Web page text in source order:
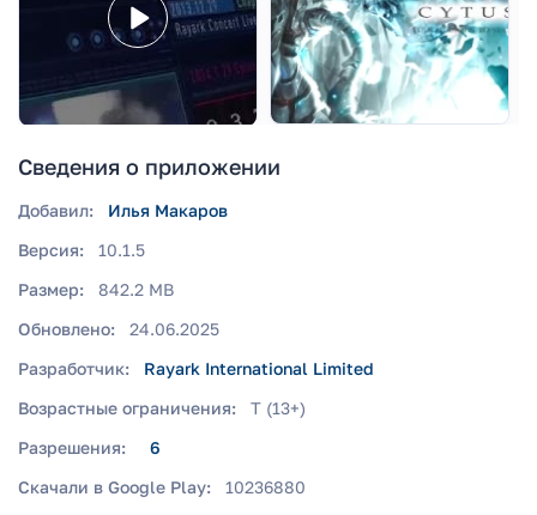
Сведения о приложении
Добавил:
Илья Макаров
Версия:
10.1.5
Размер:
842.2 MB
Обновлено:
24.06.2025
Разработчик:
Rayark International Limited
Возрастные ограничения:
T (13+)
Разрешения:
6
Скачали в Google Play:
10236880